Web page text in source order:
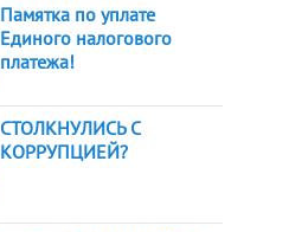
Памятка по уплате
Единого налогового
платежа!
СТОЛКНУЛИСЬ С
КОРРУПЦИЕЙ?